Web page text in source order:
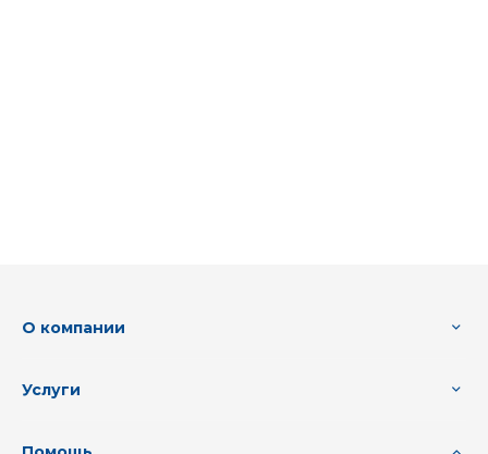
О компании
Услуги